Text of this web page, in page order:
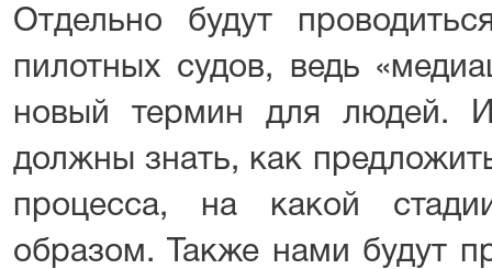
Отдельно будут
пилотных судов, ведь
новый термин для людей.
должны знать, как
процесса, на какой
образом. Также нами будут